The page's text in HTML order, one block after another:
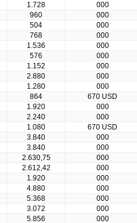
1.728
000
960
000
504
000
768
000
1.536
000
576
000
1.152
000
2.880
000
1.280
000
864
670 USD
1.920
000
2.240
000
1.080
670 USD
3.840
000
3.840
000
2.630,75
000
2.612,42
000
1.920
000
4.880
000
5.368
000
3.072
000
5.856
000